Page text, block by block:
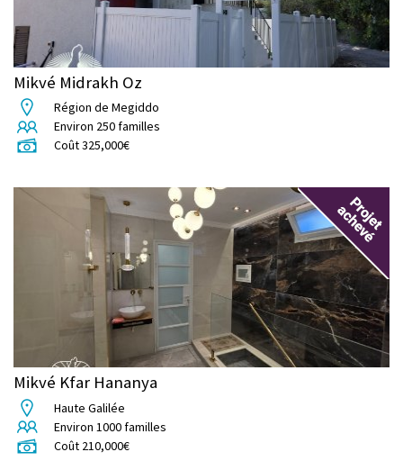
Mikvé Midrakh Oz
Région de Megiddo
Environ 250familles
Coût325,000€
Mikvé Kfar Hananya
Haute Galilée
Environ 1000familles
Coût 210,000€